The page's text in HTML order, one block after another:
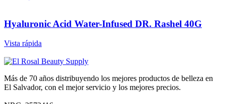
Hyaluronic Acid Water-Infused DR. Rashel 40G
Vista rápida
Más de 70 años distribuyendo los mejores productos de belleza en
El Salvador, con el mejor servicio y los mejores precios.